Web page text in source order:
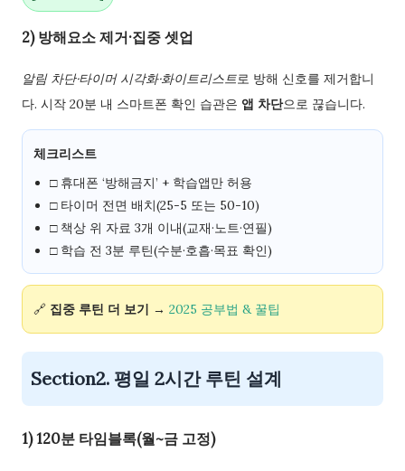
2) 방해요소 제거·집중 셋업
알림 차단·타이머 시각화·화이트리스트로 방해 신호를 제거합니
다. 시작 20분 내 스마트폰 확인 습관은 앱 차단으로 끊습니다.
체크리스트
□ 휴대폰 ‘방해금지’ + 학습앱만 허용
□ 타이머 전면 배치(25-5 또는 50-10)
□ 책상 위 자료 3개 이내(교재·노트·연필)
□ 학습 전 3분 루틴(수분·호흡·목표 확인)
🔗 집중 루틴 더 보기 → 2025 공부법 & 꿀팁
Section2. 평일 2시간 루틴 설계
1) 120분 타임블록(월~금 고정)